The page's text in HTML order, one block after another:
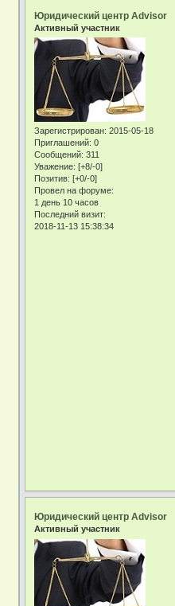
Юридический центр Advisor
Активный участник
Зарегистрирован: 2015-05-18
Приглашений: 0
Сообщений: 311
Уважение: [+8/-0]
Позитив: [+0/-0]
Провел на форуме:
1 день 10 часов
Последний визит:
2018-11-13 15:38:34
Юридический центр Advisor
Активный участник